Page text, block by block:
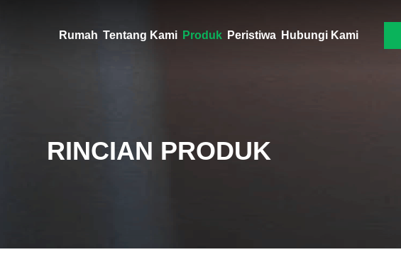
Rumah Tentang Kami Produk Peristiwa Hubungi Kami
RINCIAN PRODUK